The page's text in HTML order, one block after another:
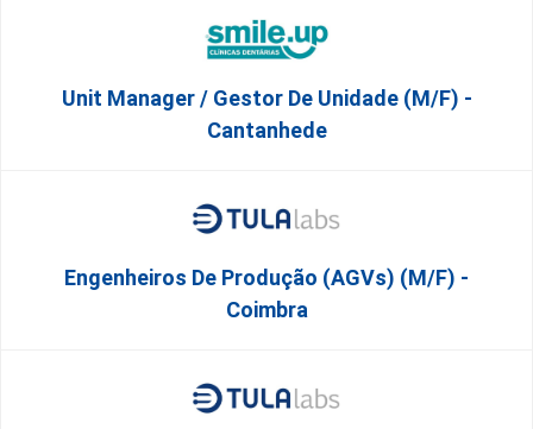
Unit Manager / Gestor De Unidade (M/F) -
Cantanhede
Engenheiros De Produção (AGVs) (m/f) -
Coimbra